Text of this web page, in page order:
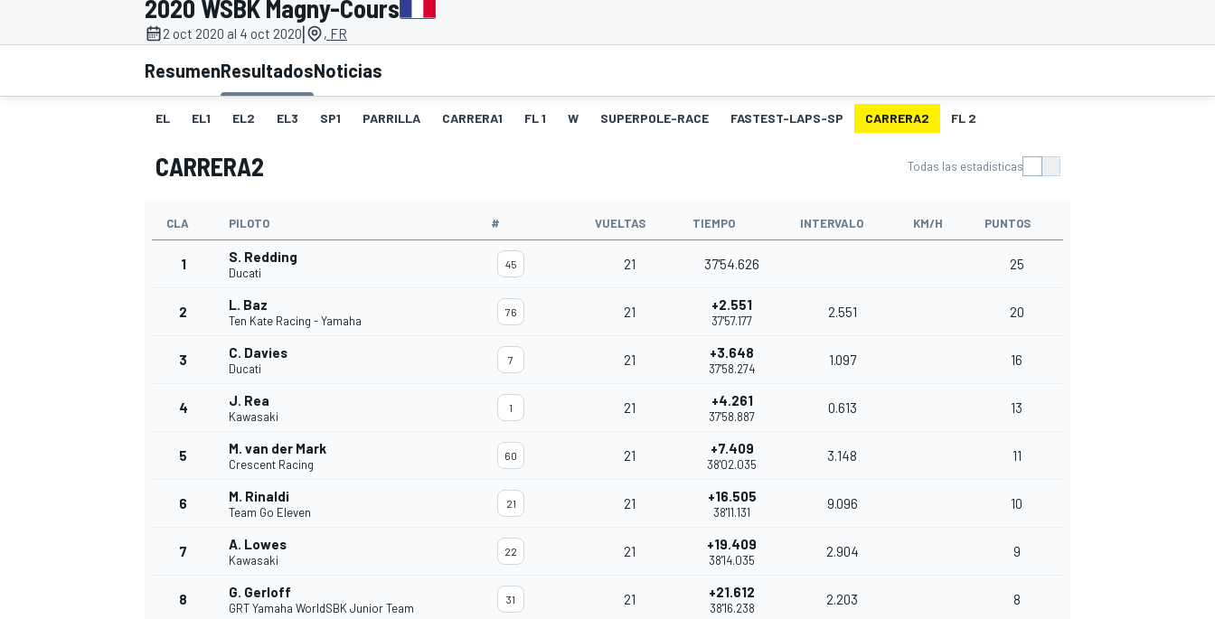
FÓRMULA E
2020 WSBK Magny-Cours
2 oct 2020 al 4 oct 2020| , FR
ResumenResultadosNoticias
EL EL1 EL2 EL3 SP1 PARRILLA CARRERA1 FL 1 W SUPERPOLE-RACE FASTEST-LAPS-SP CARRERA2 FL 2
CARRERA2 Todas las estadísticas
CLA PILOTO # VUELTAS TIEMPO INTERVALO KM/H PUNTOS
1 S. Redding
Ducati
45 21 37'54.626 25
2 L. Baz
Ten Kate Racing - Yamaha
76 21 +2.551
37'57.177
2.551 20
3 C. Davies
Ducati
7 21 +3.648
37'58.274
1.097 16
4 J. Rea
Kawasaki
1 21 +4.261
37'58.887
0.613 13
5 M. van der Mark
Crescent Racing
60 21 +7.409
38'02.035
3.148 11
6 M. Rinaldi
Team Go Eleven
21 21 +16.505
38'11.131
9.096 10
7 A. Lowes
Kawasaki
22 21 +19.409
38'14.035
2.904 9
8 G. Gerloff
GRT Yamaha WorldSBK Junior Team
31 21 +21.612
38'16.238
2.203 8